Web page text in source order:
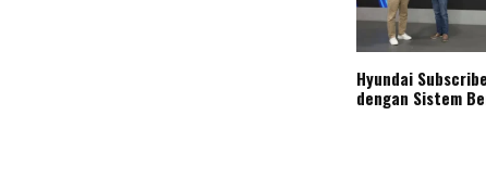
Hyundai
dengan Sistem